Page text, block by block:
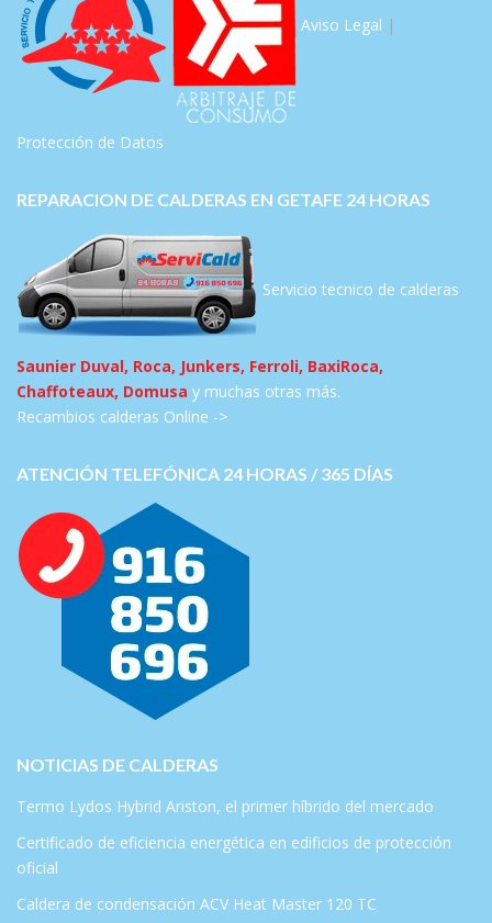
Aviso Legal |
Protección de Datos
REPARACION DE CALDERAS EN GETAFE 24 HORAS
Servicio tecnico de calderas
Saunier Duval, Roca, Junkers, Ferroli, BaxiRoca,
Chaffoteaux, Domusa y muchas otras más.
Recambios calderas Online ->
ATENCIÓN TELEFÓNICA 24 HORAS / 365 DÍAS
NOTICIAS DE CALDERAS
Termo Lydos Hybrid Ariston, el primer híbrido del mercado
Certificado de eficiencia energética en edificios de protección
oficial
Caldera de condensación ACV Heat Master 120 TC